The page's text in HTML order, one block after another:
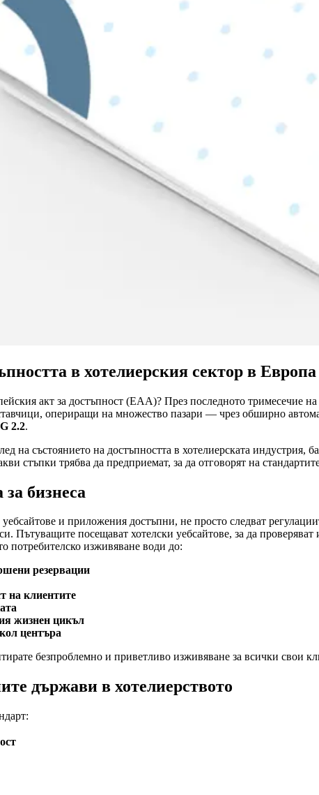
в хотелиерския сектор в Европа
акт за достъпност (EAA)? През последното тримесечие
опериращи на множество пазари — чрез обширно
2.2.
на състоянието на достъпността в хотелиерската
стъпки трябва да предприемат, за да отговорят на
бизнеса
и приложения достъпни, не просто следват
Пътуващите посещават хотелски уебсайтове, за да
потребителско изживяване води до:
резервации
на клиентите
жизнен цикъл
центъра
безпроблемно и приветливо изживяване за всички свои
държави в хотелиерството